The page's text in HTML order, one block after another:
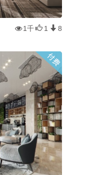
1千 1 8